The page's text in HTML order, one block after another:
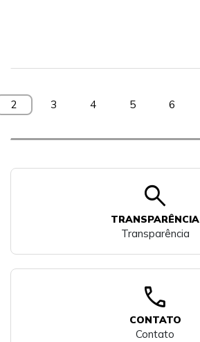
2 3 4 5 6
search
TRANSPARÊNCIA
Transparência
call
CONTATO
Contato